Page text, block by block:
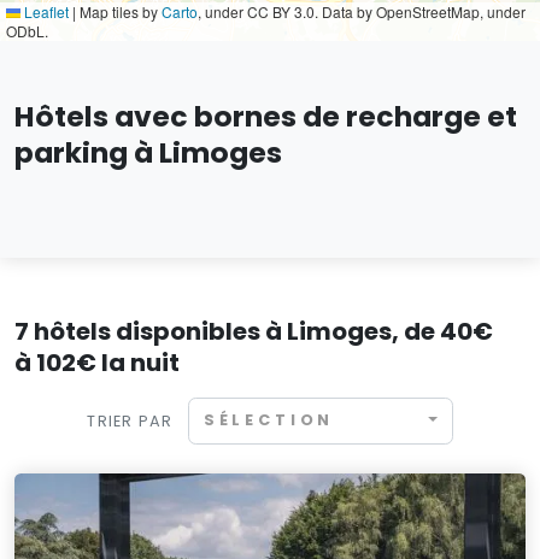
Leaflet | Map tiles byCarto, under CC BY 3.0. Data by OpenStreetMap, under
ODbL.
Hôtels avec bornes de recharge et
parking à Limoges
7 hôtels disponibles à Limoges, de 40€
à 102€ la nuit
TRIER PAR SÉLECTION